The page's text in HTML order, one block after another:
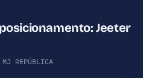
Jeeter
REPÚBLICA